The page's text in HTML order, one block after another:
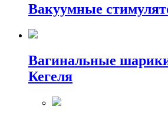
Вакуумные
Вагинальные
Кегеля